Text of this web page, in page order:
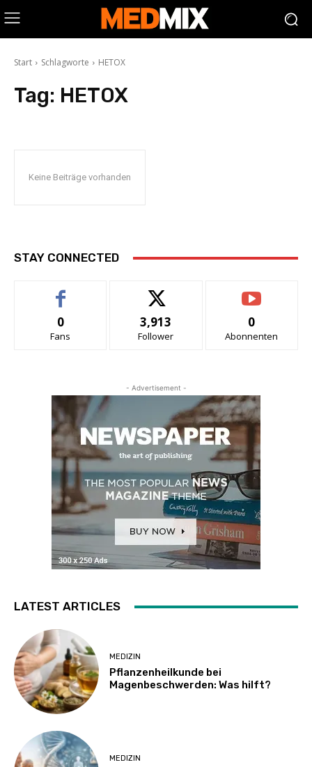
Start Schlagworte HETOX
Tag: HETOX
Keine Beiträge vorhanden
STAY CONNECTED
0
Fans
3,913
Follower
0
Abonnenten
- Advertisement -
LATEST ARTICLES
MEDIZIN
Pflanzenheilkunde bei
Magenbeschwerden: Was hilft?
MEDIZIN